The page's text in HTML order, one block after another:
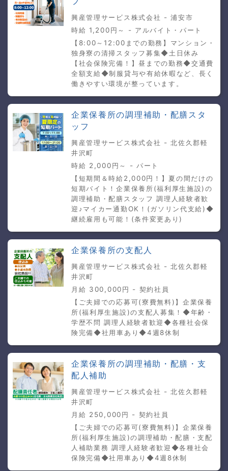
興産管理サービス株式会社 - 浦安市
時給 1,200円～ - アルバイト・パート
【8:00～12:00までの勤務】マンション・
独身寮の清掃スタッフ募集◆土日休み
【社会保険完備！】昼までの勤務◆交通費
全額支給◆制服貸与や有給休暇など、長く
働きやすい環境が整っています。
企業保養所の調理補助・配膳スタ
ッフ
興産管理サービス株式会社 - 北佐久郡軽
井沢町
時給 2,000円～ - パート
【短期間＆時給2,000円！】夏の間だけの
短期バイト！企業保養所(福利厚生施設)の
調理補助・配膳スタッフ 調理人経験者歓
迎♪マイカー通勤OK！(ガソリン代支給)◆
継続雇用も可能！(条件変更あり)
企業保養所の支配人
興産管理サービス株式会社 - 北佐久郡軽
井沢町
月給 300,000円 - 契約社員
【ご夫婦での応募可(寮費無料)】企業保養
所(福利厚生施設)の支配人募集！◆年齢・
学歴不問 調理人経験者歓迎◆各種社会保
険完備◆社用車あり◆4週8休制
企業保養所の調理補助・配膳・支
配人補助
興産管理サービス株式会社 - 北佐久郡軽
井沢町
月給 250,000円 - 契約社員
【ご夫婦での応募可(寮費無料)】企業保養
所(福利厚生施設)の調理補助・配膳・支配
人補助業務 調理人経験者歓迎◆各種社会
保険完備◆社用車あり◆4週8休制